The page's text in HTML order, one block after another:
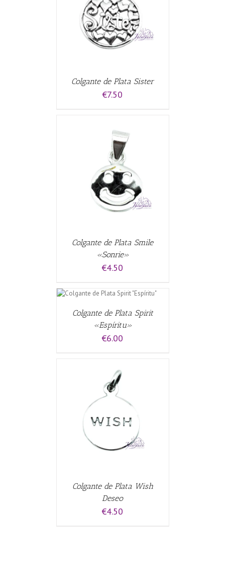
Colgante de Plata Sister
€7.50
Colgante de Plata Smile
«Sonrie»
€4.50
Colgante de Plata Spirit
«Espíritu»
€6.00
Colgante de Plata Wish
Deseo
€4.50